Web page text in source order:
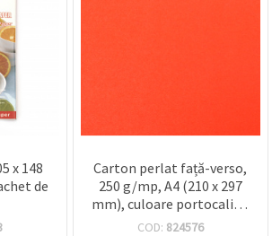
x 148
de
Carton perlat față-verso,
250 g/mp, A4 (210 x 297
mm), culoare portocalie -
1 bucată
COD: 824576